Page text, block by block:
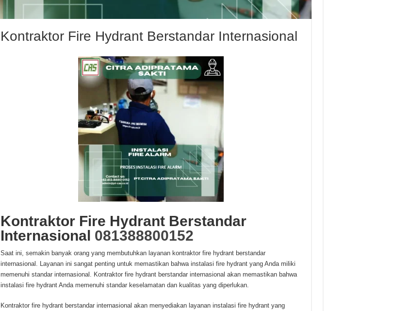
Kontraktor Fire Hydrant Berstandar Internasional
Kontraktor Fire Hydrant Berstandar
Internasional 081388800152
Saat ini, semakin banyak orang yang membutuhkan layanan kontraktor fire hydrant berstandar
internasional. Layanan ini sangat penting untuk memastikan bahwa instalasi fire hydrant yang Anda miliki
memenuhi standar internasional. Kontraktor fire hydrant berstandar internasional akan memastikan bahwa
instalasi fire hydrant Anda memenuhi standar keselamatan dan kualitas yang diperlukan.
Kontraktor fire hydrant berstandar internasional akan menyediakan layanan instalasi fire hydrant yang